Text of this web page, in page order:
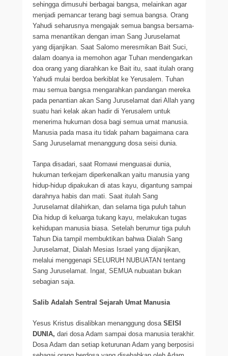
sehingga dimusuhi berbagai bangsa, melainkan agar
menjadi pemancar terang bagi semua bangsa. Orang
Yahudi seharusnya mengajak semua bangsa bersama-
sama menantikan dengan iman Sang Juruselamat
yang dijanjikan. Saat Salomo meresmikan Bait Suci,
dalam doanya ia memohon agar Tuhan mendengarkan
doa orang yang diarahkan ke Bait itu, saat itulah orang
Yahudi mulai berdoa berkiblat ke Yerusalem. Tuhan
mau semua bangsa mengarahkan pandangan mereka
pada penantian akan Sang Juruselamat dari Allah yang
suatu hari kelak akan hadir di Yerusalem untuk
menerima hukuman dosa bagi semua umat manusia.
Manusia pada masa itu tidak paham bagaimana cara
Sang Juruselamat menanggung dosa seisi dunia.
Tanpa disadari, saat Romawi menguasai dunia,
hukuman terkejam diperkenalkan yaitu manusia yang
hidup-hidup dipakukan di atas kayu, digantung sampai
darahnya habis dan mati. Saat itulah Sang
Juruselamat dilahirkan, dan selama tiga puluh tahun
Dia hidup di keluarga tukang kayu, melakukan tugas
kehidupan manusia biasa. Setelah berumur tiga puluh
Tahun Dia tampil membuktikan bahwa Dialah Sang
Juruselamat, Dialah Mesias Israel yang dijanjikan,
melalui menggenapi SELURUH NUBUATAN tentang
Sang Juruselamat. Ingat, SEMUA nubuatan bukan
sebagian saja.
Salib Adalah Sentral Sejarah Umat Manusia
Yesus Kristus disalibkan menanggung dosa SEISI
DUNIA, dari dosa Adam sampai dosa manusia terakhir.
Dosa Adam dan setiap keturunan Adam yang berposisi